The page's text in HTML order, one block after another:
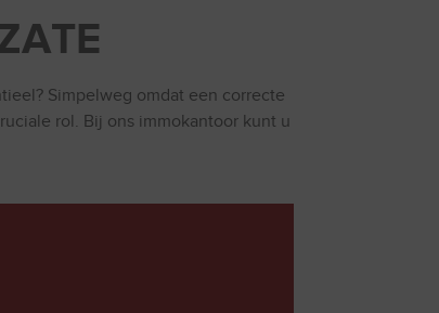
Simpelweg omdat een correcte
rol. Bij ons immokantoor kunt u